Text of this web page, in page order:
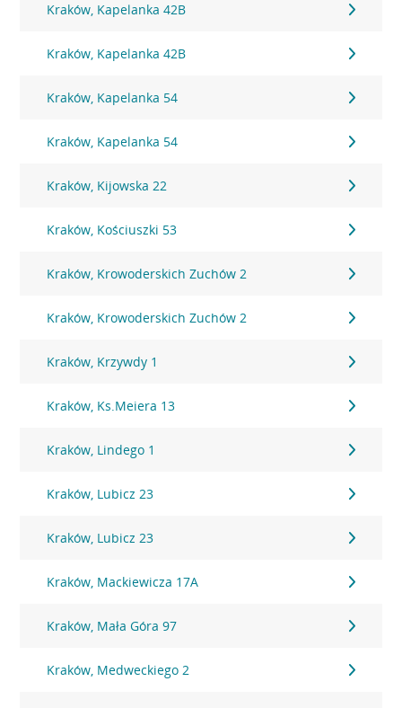
Kraków, Kapelanka 42B
Kraków, Kapelanka 42B
Kraków, Kapelanka 54
Kraków, Kapelanka 54
Kraków, Kijowska 22
Kraków, Kościuszki 53
Kraków, Krowoderskich Zuchów 2
Kraków, Krowoderskich Zuchów 2
Kraków, Krzywdy 1
Kraków, Ks.Meiera 13
Kraków, Lindego 1
Kraków, Lubicz 23
Kraków, Lubicz 23
Kraków, Mackiewicza 17A
Kraków, Mała Góra 97
Kraków, Medweckiego 2